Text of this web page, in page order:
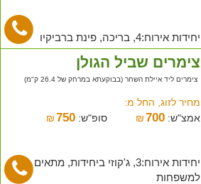
יחידות אירוח:4, בריכה, פינת ברביקיו
צימרים שביל הגולן
צימרים ליד איילת השחר (בבוקעתא במרחק של 26.4 ק"מ)
מחיר לזוג, החל מ:
אמצ"ש:
₪700 סופ"ש: ₪ 750
יחידות אירוח:3, ג'קוזי ביחידות, מתאים
למשפחות